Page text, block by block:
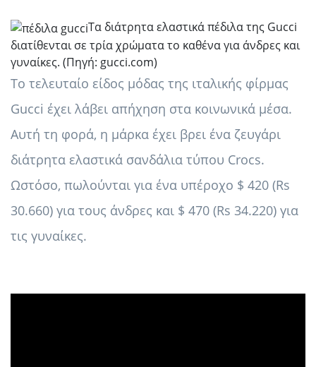
Τα διάτρητα ελαστικά πέδιλα της Gucci
διατίθενται σε τρία χρώματα το καθένα για άνδρες και
γυναίκες. (Πηγή: gucci.com)
Το τελευταίο είδος μόδας της ιταλικής φίρμας
Gucci έχει λάβει απήχηση στα κοινωνικά μέσα.
Αυτή τη φορά, η μάρκα έχει βρει ένα ζευγάρι
διάτρητα ελαστικά σανδάλια τύπου Crocs.
Ωστόσο, πωλούνται για ένα υπέροχο $ 420 (Rs
30.660) για τους άνδρες και $ 470 (Rs 34.220) για
τις γυναίκες.